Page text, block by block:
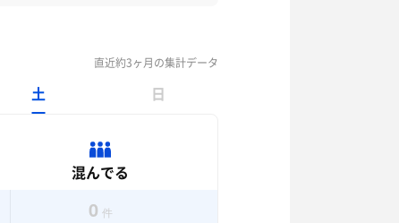
直近約3ヶ月の集計データ
土 日
混んでる
0 件